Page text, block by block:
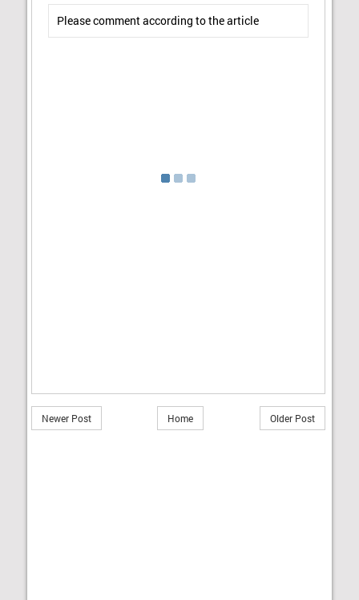
Please comment according to the article
Newer Post Older Post
Home